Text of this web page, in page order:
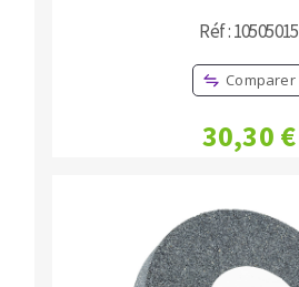
Réf : 10505015
Comparer
30,30 €